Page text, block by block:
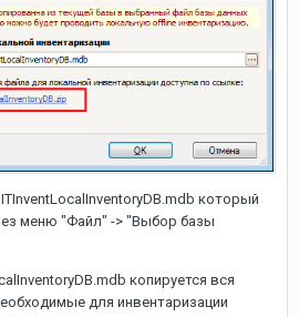
который
меню "Файл" -> "Выбор базы
копируется вся
для инвентаризации